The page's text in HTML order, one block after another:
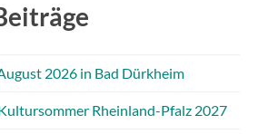
2026 in Bad Dürkheim
Rheinland-Pfalz 2027